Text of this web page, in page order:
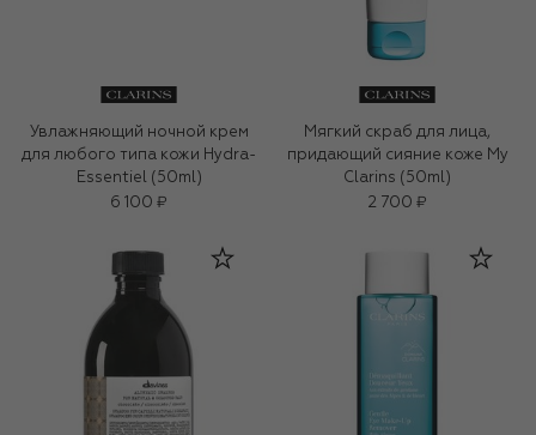
Увлажняющий ночной крем
для любого типа кожи Hydra-
Essentiel (50ml)
6 100 ₽
Мягкий скраб для лица,
придающий сияние коже My
Clarins (50ml)
2 700 ₽